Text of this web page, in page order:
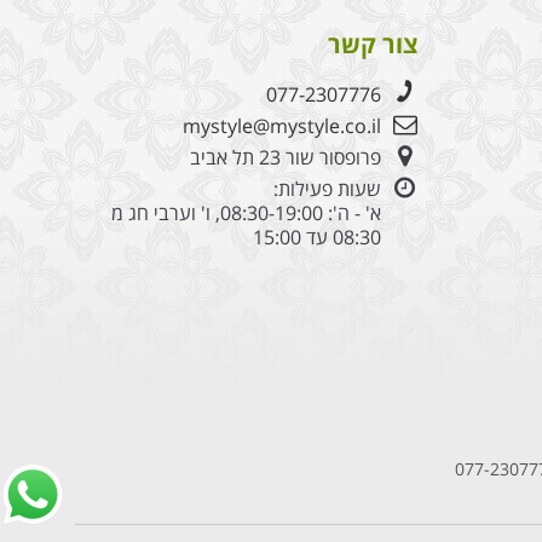
צור קשר
077-2307776
mystyle@mystyle.co.il
פרופסור שור 23 תל אביב
שעות פעילות:
א' - ה': 08:30-19:00, ו' וערבי חג מ
08:30 עד 15:00